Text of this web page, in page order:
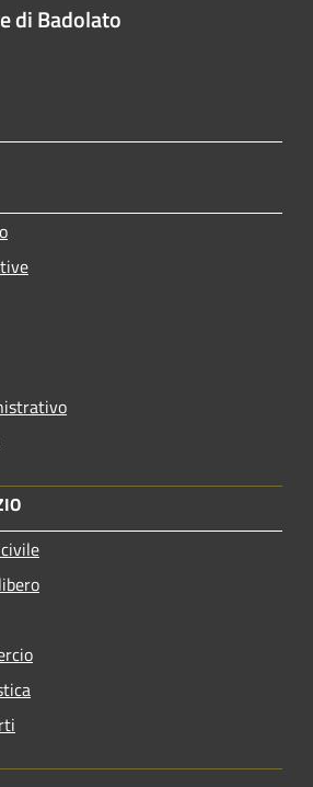
di Badolato